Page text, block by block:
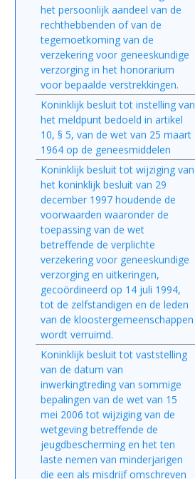
het persoonlijk aandeel van de
rechthebbenden of van de
tegemoetkoming van de
verzekering voor geneeskundige
verzorging in het honorarium
voor bepaalde verstrekkingen.
Koninklijk besluit tot instelling van
het meldpunt bedoeld in artikel
10, § 5, van de wet van 25 maart
1964 op de geneesmiddelen
Koninklijk besluit tot wijziging van
het koninklijk besluit van 29
december 1997 houdende de
voorwaarden waaronder de
toepassing van de wet
betreffende de verplichte
verzekering voor geneeskundige
verzorging en uitkeringen,
gecoördineerd op 14 juli 1994,
tot de zelfstandigen en de leden
van de kloostergemeenschappen
wordt verruimd.
Koninklijk besluit tot vaststelling
van de datum van
inwerkingtreding van sommige
bepalingen van de wet van 15
mei 2006 tot wijziging van de
wetgeving betreffende de
jeugdbescherming en het ten
laste nemen van minderjarigen
die een als misdrijf omschreven